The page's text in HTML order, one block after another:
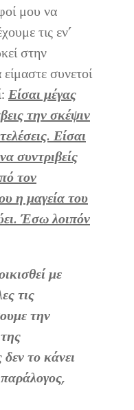
μου να
τις εν’
στην
συνετοί
: Είσαι μέγας
την σκέψιν
Είσαι
συντριβείς
τον
η μαγεία του
Έσω λοιπόν
με
τις
την
το κάνει